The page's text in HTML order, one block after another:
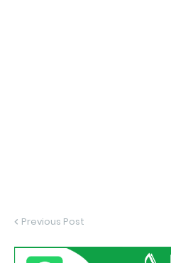
Previous Post